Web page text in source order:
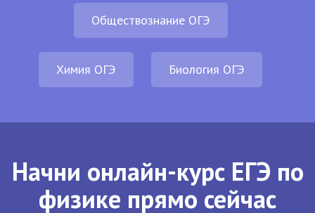
Обществознание ОГЭ
Химия ОГЭ Биология ОГЭ
Начни онлайн-курс ЕГЭ по
физике прямо сейчас